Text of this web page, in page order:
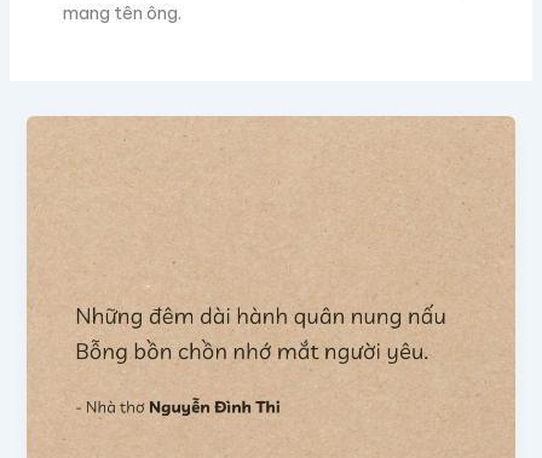
mang tên ông.